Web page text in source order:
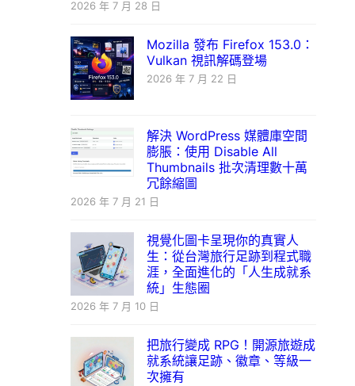
2026 年 7 月 28 日
Mozilla 發布 Firefox 153.0：
Vulkan 視訊解碼登場
2026 年 7 月 22 日
解決 WordPress 媒體庫空間
膨脹：使用 Disable All
Thumbnails 批次清理數十萬
冗餘縮圖
2026 年 7 月 21 日
視覺化圖卡呈現你的真實人
生：從台灣旅行足跡到程式職
涯，全面進化的「人生成就系
統」生態圈
2026 年 7 月 10 日
把旅行變成 RPG！開源旅遊成
就系統讓足跡、徽章、等級一
次擁有